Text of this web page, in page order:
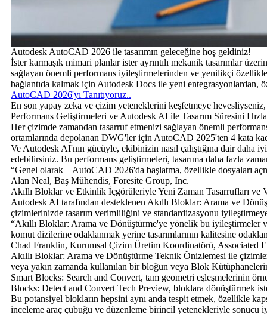
Autodesk AutoCAD 2026 ile tasarımın geleceğine hoş geldiniz!
İster karmaşık mimari planlar ister ayrıntılı mekanik tasarımlar
sağlayan önemli performans iyileştirmelerinden ve yenilikçi
bağlantıda kalmak için Autodesk Docs ile yeni entegrasyonlardan,
AutoCAD 2026'yı Tanıtıyoruz..
En son yapay zeka ve çizim yeteneklerini keşfetmeye
Performans Geliştirmeleri ve Autodesk AI ile Tasarım Süresini
Her çizimde zamandan tasarruf etmenizi sağlayan önemli
ortamlarında depolanan DWG'ler için AutoCAD 2025'ten 4 kata
Ve Autodesk AI'nın gücüyle, ekibinizin nasıl çalıştığına dair
edebilirsiniz. Bu performans geliştirmeleri, tasarıma daha fazla
“Genel olarak – AutoCAD 2026'da başlatma, özellikle dosyaları
Alan Neal, Baş Mühendis, Foresite Group, Inc.
Akıllı Bloklar ve Etkinlik İçgörüleriyle Yeni Zaman Tasarrufları ve
Autodesk AI tarafından desteklenen Akıllı Bloklar: Arama ve
çizimlerinizde tasarım verimliliğini ve standardizasyonu
“Akıllı Bloklar: Arama ve Dönüştürme'ye yönelik bu iyileştirmeler
komut dizilerine odaklanmak yerine tasarımlarının kalitesine
Chad Franklin, Kurumsal Çizim Üretim Koordinatörü, Associated
Akıllı Bloklar: Arama ve Dönüştürme Teknik Önizlemesi ile
veya yakın zamanda kullanılan bir bloğun veya Blok
Smart Blocks: Search and Convert, tam geometri eşleşmelerinin
Blocks: Detect and Convert Tech Preview, bloklara dönüştürmek
Bu potansiyel blokların hepsini aynı anda tespit etmek, özellikle
inceleme araç çubuğu ve düzenleme birincil yetenekleriyle sonucu